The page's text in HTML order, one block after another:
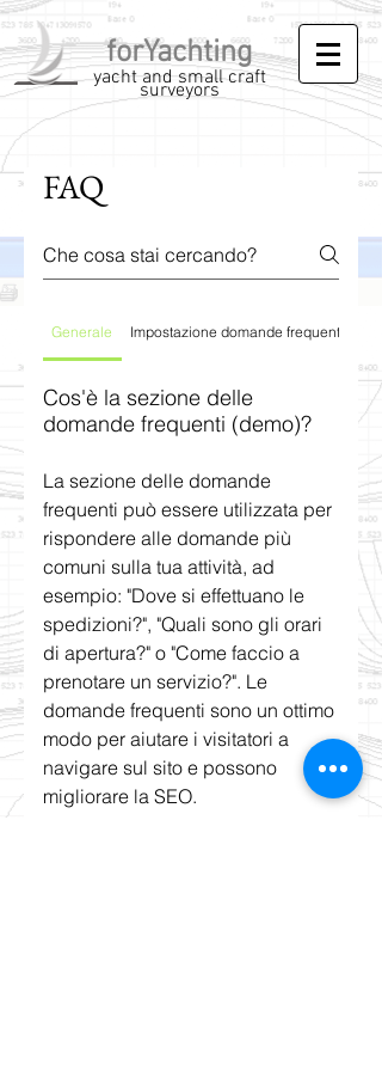
forYachting
yacht and small craft
surveyors
FAQ
Generale Impostazione domande frequenti
Cos'è la sezione delle
domande frequenti (demo)?
La sezione delle domande
frequenti può essere utilizzata per
rispondere alle domande più
comuni sulla tua attività, ad
esempio: "Dove si effettuano le
spedizioni?", "Quali sono gli orari
di apertura?" o "Come faccio a
prenotare un servizio?". Le
domande frequenti sono un ottimo
modo per aiutare i visitatori a
navigare sul sito e possono
migliorare la SEO.